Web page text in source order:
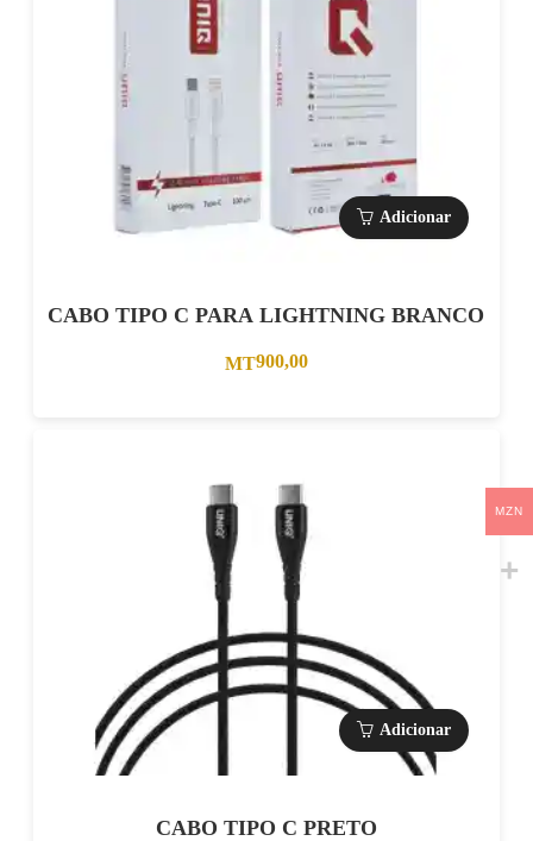
Adicionar
CABO TIPO C PARA LIGHTNING BRANCO
MT900,00
Adicionar
CABO TIPO C PRETO
MZN